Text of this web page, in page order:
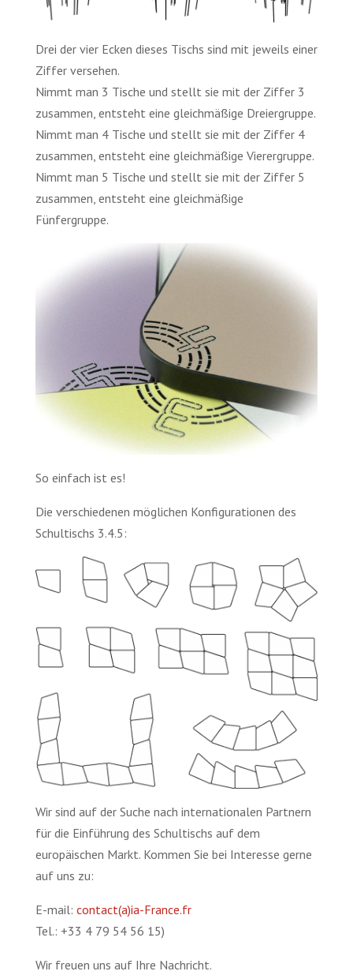
Drei der vier Ecken dieses Tischs sind mit jeweils einer
Ziffer versehen.
Nimmt man 3 Tische und stellt sie mit der Ziffer 3
zusammen, entsteht eine gleichmäßige Dreiergruppe.
Nimmt man 4 Tische und stellt sie mit der Ziffer 4
zusammen, entsteht eine gleichmäßige Vierergruppe.
Nimmt man 5 Tische und stellt sie mit der Ziffer 5
zusammen, entsteht eine gleichmäßige
Fünfergruppe.
So einfach ist es!
Die verschiedenen möglichen Konfigurationen des
Schultischs 3.4.5:
Wir sind auf der Suche nach internationalen Partnern
für die Einführung des Schultischs auf dem
europäischen Markt. Kommen Sie bei Interesse gerne
auf uns zu:
E-mail: contact(a)ia-France.fr
Tel.: +33 4 79 54 56 15)
Wir freuen uns auf Ihre Nachricht.